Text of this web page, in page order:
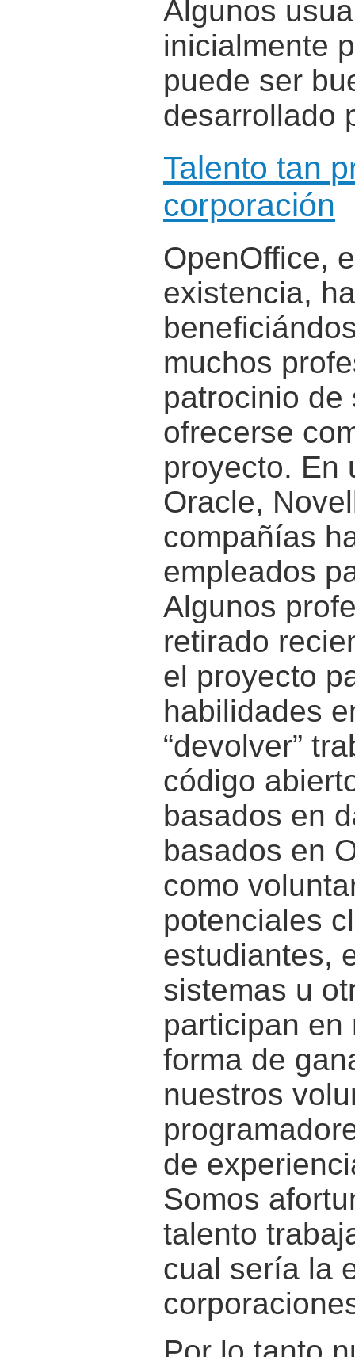
Algunos
inicialmente
puede ser
desarrollado
Talento tan
corporación
OpenOffice,
existencia,
muchos
patrocinio de
ofrecerse
proyecto. En
Oracle,
compañías
empleados
Algunos
retirado
el proyecto
habilidades
“devolver”
código
basados en
basados en
como
potenciales
estudiantes,
sistemas u
participan en
forma de
nuestros
de
Somos
talento
cual sería la